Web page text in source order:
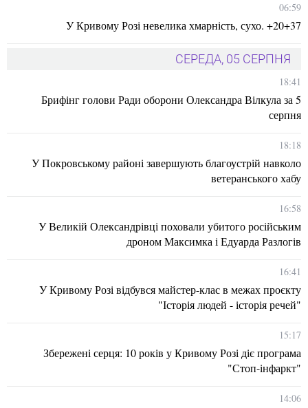
06:59
У Кривому Розі невелика хмарність, сухо. +20+37
СЕРЕДА, 05 СЕРПНЯ
18:41
Брифінг голови Ради оборони Олександра Вілкула за 5
серпня
18:18
У Покровському районі завершують благоустрій навколо
ветеранського хабу
16:58
У Великій Олександрівці поховали убитого російським
дроном Максимка і Едуарда Разлогів
16:41
У Кривому Розі відбувся майстер-клас в межах проєкту
"Історія людей - історія речей"
15:17
Збережені серця: 10 років у Кривому Розі діє програма
"Стоп-інфаркт"
14:06